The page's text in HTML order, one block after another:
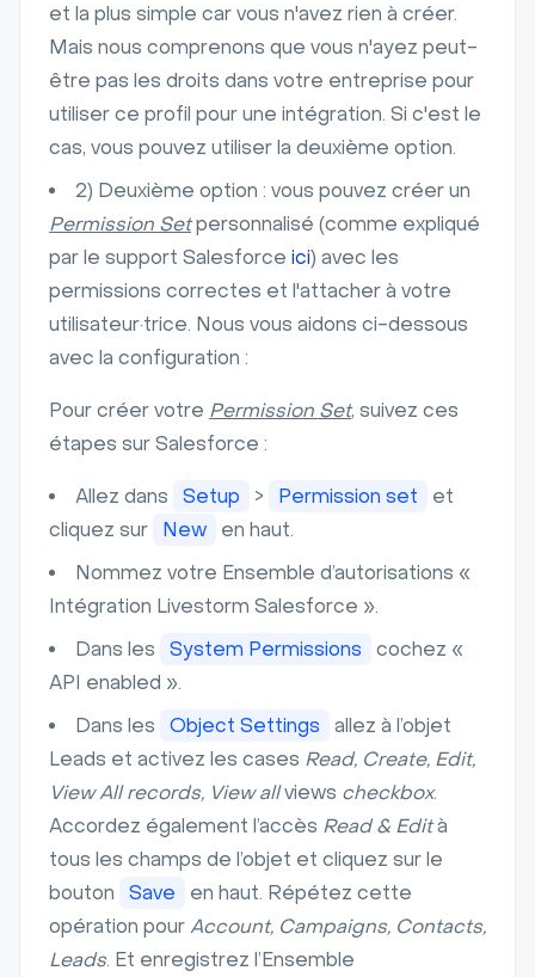
et la plus simple car vous n'avez rien à créer.
Mais nous comprenons que vous n'ayez peut-
être pas les droits dans votre entreprise pour
utiliser ce profil pour une intégration. Si c'est le
cas, vous pouvez utiliser la deuxième option.
2) Deuxième option : vous pouvez créer un
Permission Setpersonnalisé (comme expliqué
par le support Salesforce ici) avec les
permissions correctes et l'attacher à votre
utilisateur·trice. Nous vous aidons ci-dessous
avec la configuration :
Pour créer votre Permission Set, suivez ces
étapes sur Salesforce :
Allez dans Setup > Permission set
et
cliquez sur
New
en haut.
Nommez votre Ensemble d’autorisations «
Intégration Livestorm Salesforce ».
Dans les
System Permissions
cochez «
API enabled ».
Dans les
Object Settings
allez à l’objet
Leads et activez les cases Read, Create, Edit,
View All records, View allviews checkbox.
Accordez également l’accès Read & Edità
tous les champs de l’objet et cliquez sur le
bouton
Save
en haut. Répétez cette
opération pour Account, Campaigns, Contacts,
Leads. Et enregistrez l’Ensemble